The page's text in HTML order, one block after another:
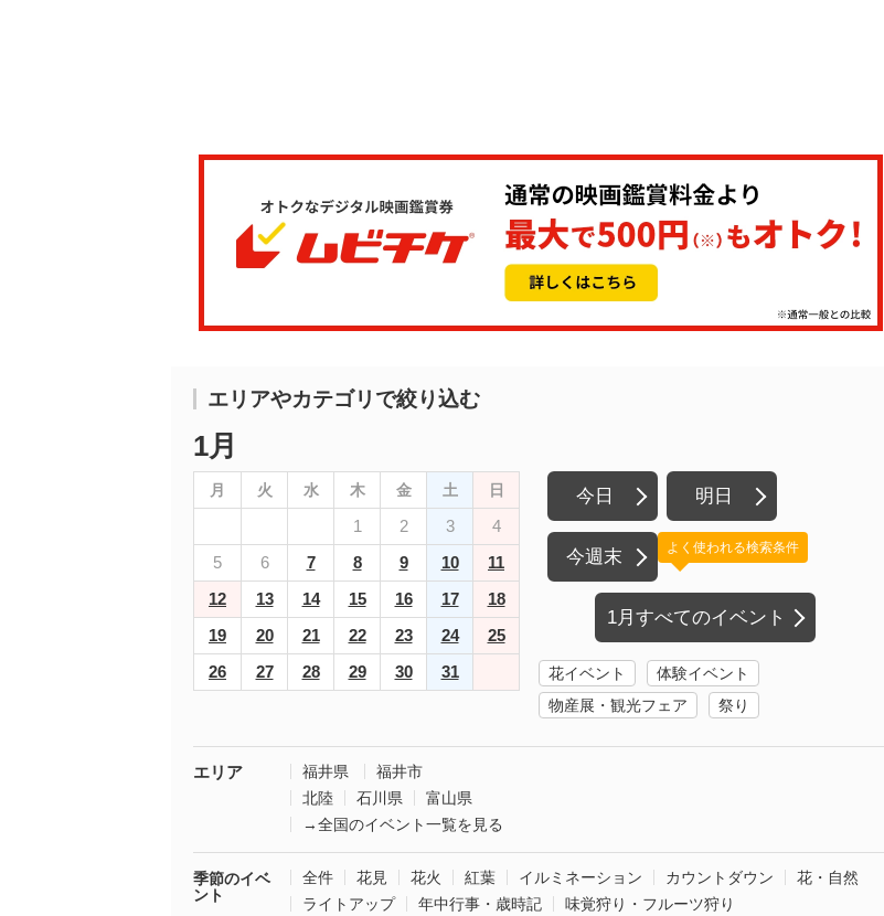
エリアやカテゴリで絞り込む
1月
月 火 水 木 金 土 日
1 2 3
4
5
6 7 8 9 10
11
12
13 14 15 16 17
18
19
20 21 22 23 24
25
26
27 28 29 30 31
今日 明日
今週末
1月すべてのイベント
よく使われる検索条件
花イベント
体験イベント
物産展・観光フェア
祭り
エリア 福井県
福井市
北陸
石川県
富山県
→全国のイベント一覧を見る
季節のイベ
ント
全件 花見 花火 紅葉 イルミネーション カウントダウン
花・自然
ライトアップ
年中行事・歳時記
味覚狩り・フルーツ狩り